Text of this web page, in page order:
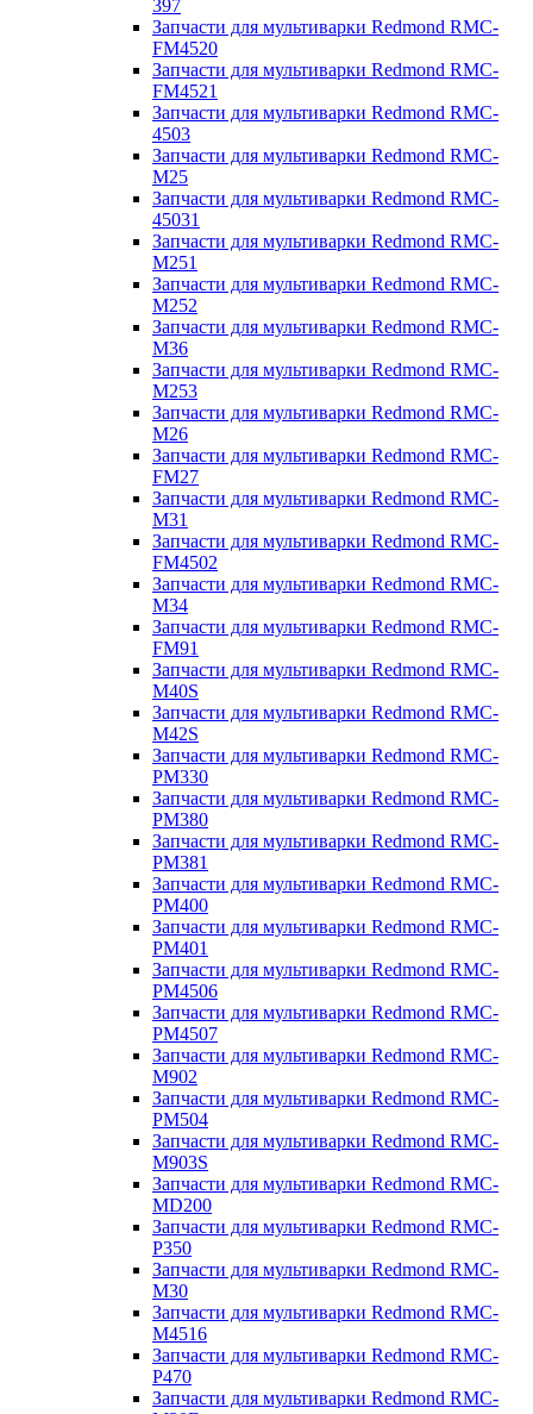
397
Запчасти для мультиварки Redmond RMC-
FM4520
Запчасти для мультиварки Redmond RMC-
FM4521
Запчасти для мультиварки Redmond RMC-
4503
Запчасти для мультиварки Redmond RMC-
M25
Запчасти для мультиварки Redmond RMC-
45031
Запчасти для мультиварки Redmond RMC-
M251
Запчасти для мультиварки Redmond RMC-
M252
Запчасти для мультиварки Redmond RMC-
M36
Запчасти для мультиварки Redmond RMC-
M253
Запчасти для мультиварки Redmond RMC-
M26
Запчасти для мультиварки Redmond RMC-
FM27
Запчасти для мультиварки Redmond RMC-
M31
Запчасти для мультиварки Redmond RMC-
FM4502
Запчасти для мультиварки Redmond RMC-
M34
Запчасти для мультиварки Redmond RMC-
FM91
Запчасти для мультиварки Redmond RMC-
M40S
Запчасти для мультиварки Redmond RMC-
M42S
Запчасти для мультиварки Redmond RMC-
PM330
Запчасти для мультиварки Redmond RMC-
PM380
Запчасти для мультиварки Redmond RMC-
PM381
Запчасти для мультиварки Redmond RMC-
PM400
Запчасти для мультиварки Redmond RMC-
PM401
Запчасти для мультиварки Redmond RMC-
PM4506
Запчасти для мультиварки Redmond RMC-
PM4507
Запчасти для мультиварки Redmond RMC-
M902
Запчасти для мультиварки Redmond RMC-
PM504
Запчасти для мультиварки Redmond RMC-
M903S
Запчасти для мультиварки Redmond RMC-
MD200
Запчасти для мультиварки Redmond RMC-
P350
Запчасти для мультиварки Redmond RMC-
M30
Запчасти для мультиварки Redmond RMC-
M4516
Запчасти для мультиварки Redmond RMC-
P470
Запчасти для мультиварки Redmond RMC-